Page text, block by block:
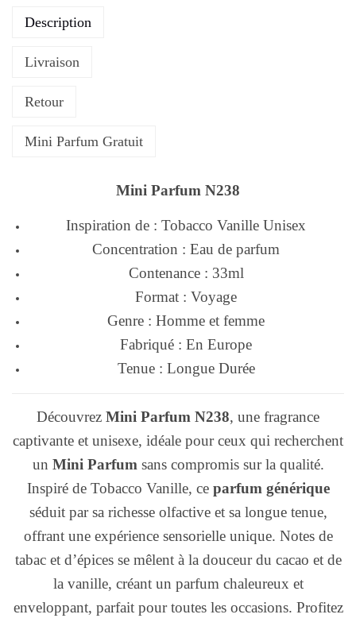
Description
Livraison
Retour
Mini Parfum Gratuit
Mini Parfum N238
Inspiration de : Tobacco Vanille Unisex
Concentration : Eau de parfum
Contenance : 33ml
Format : Voyage
Genre : Homme et femme
Fabriqué : En Europe
Tenue : Longue Durée
Découvrez Mini Parfum N238, une fragrance
captivante et unisexe, idéale pour ceux qui recherchent
un Mini Parfum sans compromis sur la qualité.
Inspiré de Tobacco Vanille, ce parfum générique
séduit par sa richesse olfactive et sa longue tenue,
offrant une expérience sensorielle unique. Notes de
tabac et d’épices se mêlent à la douceur du cacao et de
la vanille, créant un parfum chaleureux et
enveloppant, parfait pour toutes les occasions. Profitez